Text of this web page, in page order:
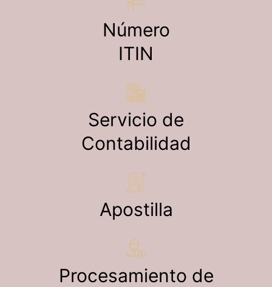
Número
ITIN
Servicio de
Contabilidad
Apostilla
Procesamiento de